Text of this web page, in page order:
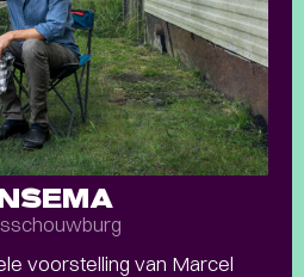
voorstelling van Marcel